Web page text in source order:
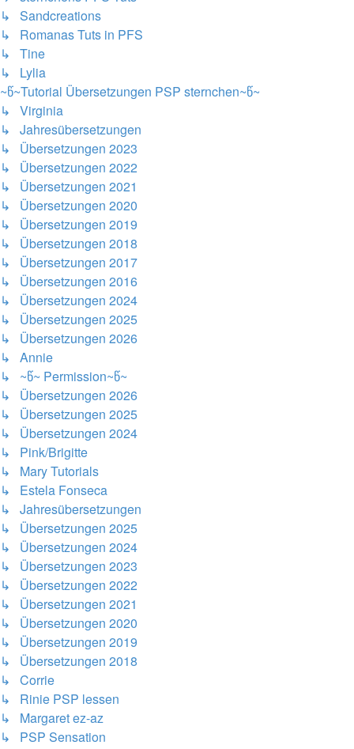
↳ Sandcreations
↳ Romanas Tuts in PFS
↳ Tine
↳ Lylia
~წ~Tutorial Übersetzungen PSP sternchen~წ~
↳ Virginia
↳ Jahresübersetzungen
↳ Übersetzungen 2023
↳ Übersetzungen 2022
↳ Übersetzungen 2021
↳ Übersetzungen 2020
↳ Übersetzungen 2019
↳ Übersetzungen 2018
↳ Übersetzungen 2017
↳ Übersetzungen 2016
↳ Übersetzungen 2024
↳ Übersetzungen 2025
↳ Übersetzungen 2026
↳ Annie
↳ ~წ~ Permission~წ~
↳ Übersetzungen 2026
↳ Übersetzungen 2025
↳ Übersetzungen 2024
↳ Pink/Brigitte
↳ Mary Tutorials
↳ Estela Fonseca
↳ Jahresübersetzungen
↳ Übersetzungen 2025
↳ Übersetzungen 2024
↳ Übersetzungen 2023
↳ Übersetzungen 2022
↳ Übersetzungen 2021
↳ Übersetzungen 2020
↳ Übersetzungen 2019
↳ Übersetzungen 2018
↳ Corrie
↳ Rinie PSP lessen
↳ Margaret ez-az
↳ PSP Sensation